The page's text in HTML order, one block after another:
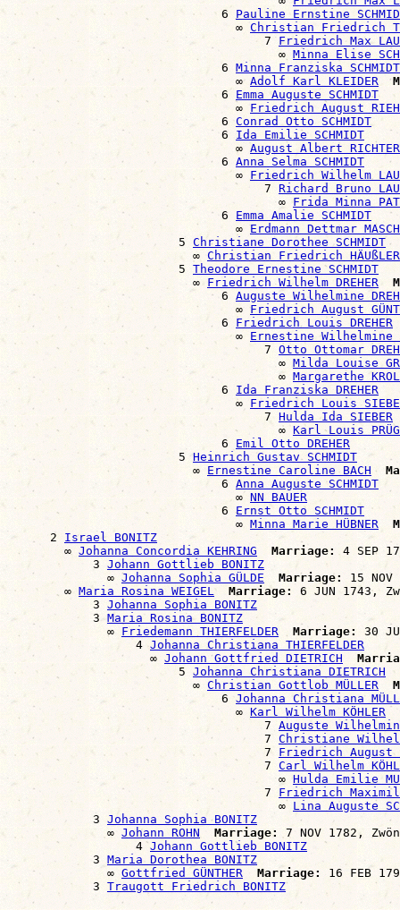
                              6
Pauline Ernstine
                                ∞
Christian Friedrich
                                    7
Friedrich Max
                                      ∞
Minna Elise
                              6
Minna Franziska SCHMIDT
                                ∞
Adolf Karl KLEIDER
                              6
Emma Auguste SCHMIDT
                                ∞
Friedrich August
                              6
Conrad Otto SCHMIDT
                              6
Ida Emilie SCHMIDT
                                ∞
August Albert RICHTER
                              6
Anna Selma SCHMIDT
                                ∞
Friedrich Wilhelm
                                    7
Richard Bruno
                                      ∞
Frida Minna
                              6
Emma Amalie SCHMIDT
                                ∞
Erdmann Dettmar
                        5
Christiane Dorothee SCHMIDT
                          ∞
Christian Friedrich HÄUßLER
                        5
Theodore Ernestine SCHMIDT
                          ∞
Friedrich Wilhelm DREHER
                              6
Auguste Wilhelmine
                                ∞
Friedrich August
                              6
Friedrich Louis DREHER
                                ∞
Ernestine Wilhelmine
                                    7
Otto Ottomar
                                      ∞
Milda Louise
                                      ∞
Margarethe
                              6
Ida Franziska DREHER
                                ∞
Friedrich Louis
                                    7
Hulda Ida SIEBER
                                      ∞
Karl Louis
                              6
Emil Otto DREHER
                        5
Heinrich Gustav SCHMIDT
                          ∞
Ernestine Caroline BACH
                              6
Anna Auguste SCHMIDT
                                ∞
NN BAUER
                              6
Ernst Otto SCHMIDT
                                ∞
Minna Marie HÜBNER
      2
Israel BONITZ
        ∞
Johanna Concordia KEHRING Marriage:
4 SEP
            3
Johann Gottlieb BONITZ
              ∞
Johanna Sophia GÜLDE Marriage:
15
        ∞
Maria Rosina WEIGEL Marriage:
6 JUN 1743,
            3
Johanna Sophia BONITZ
            3
Maria Rosina BONITZ
              ∞
Friedemann THIERFELDER Marriage:
30
                  4
Johanna Christiana THIERFELDER
                    ∞
Johann Gottfried DIETRICH
                        5
Johanna Christiana DIETRICH
                          ∞
Christian Gottlob MÜLLER
                              6
Johanna Christiana
                                ∞
Karl Wilhelm KÖHLER
                                    7
Auguste
                                    7
Christiane
                                    7
Friedrich August
                                    7
Carl Wilhelm
                                      ∞
Hulda Emilie
                                    7
Friedrich
                                      ∞
Lina Auguste
            3
Johanna Sophia BONITZ
              ∞
Johann ROHN Marriage:
7 NOV 1782,
                  4
Johann Gottlieb BONITZ
            3
Maria Dorothea BONITZ
              ∞
Gottfried GÜNTHER Marriage:
16 FEB
            3
Traugott Friedrich BONITZ